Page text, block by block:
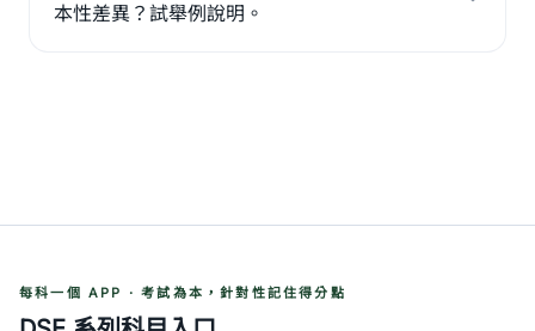
本性差異？試舉例說明。
每科一個 APP · 考試為本，針對性記住得分點